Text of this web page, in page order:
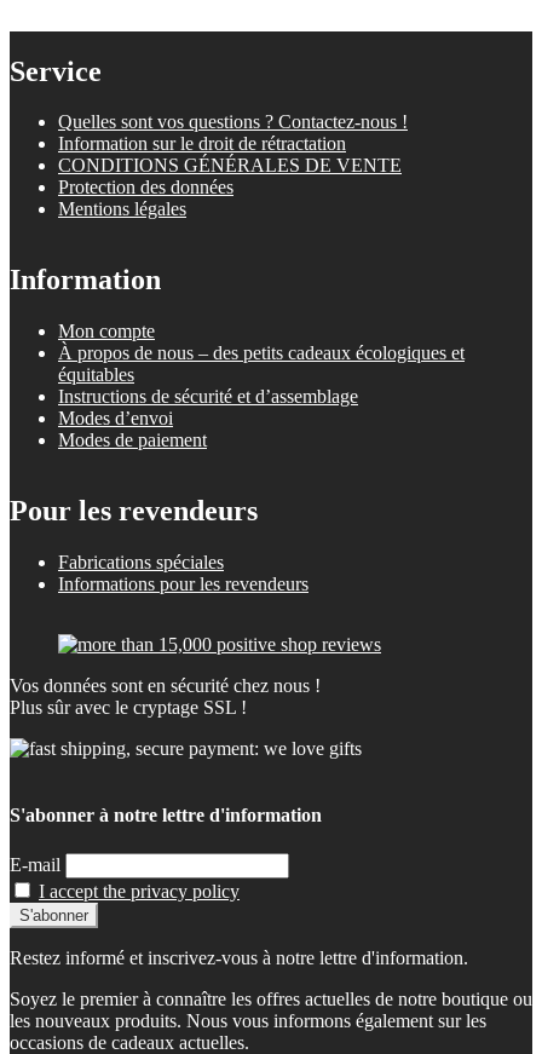
Service
Quelles sont vos questions ? Contactez-nous !
Information sur le droit de rétractation
CONDITIONS GÉNÉRALES DE VENTE
Protection des données
Mentions légales
Information
Mon compte
À propos de nous – des petits cadeaux écologiques et
équitables
Instructions de sécurité et d’assemblage
Modes d’envoi
Modes de paiement
Pour les revendeurs
Fabrications spéciales
Informations pour les revendeurs
Vos données sont en sécurité chez nous !
Plus sûr avec le cryptage SSL !
S'abonner à notre lettre d'information
E-mail
I accept the privacy policy
Restez informé et inscrivez-vous à notre lettre d'information.
Soyez le premier à connaître les offres actuelles de notre boutique ou
les nouveaux produits. Nous vous informons également sur les
occasions de cadeaux actuelles.